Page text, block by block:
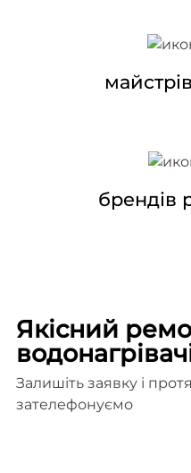
брендів
Якісний
Залишіть заявку і
зателефонуємо